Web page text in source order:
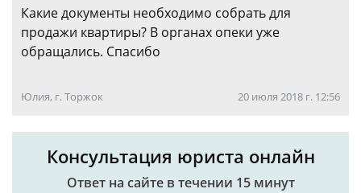
Какие документы необходимо собрать для
продажи квартиры? В органах опеки уже
обращались. Спасибо
Юлия, г. Торжок 20 июля 2018 г. 12:56
Консультация юриста онлайн
Ответ на сайте в течении 15 минут